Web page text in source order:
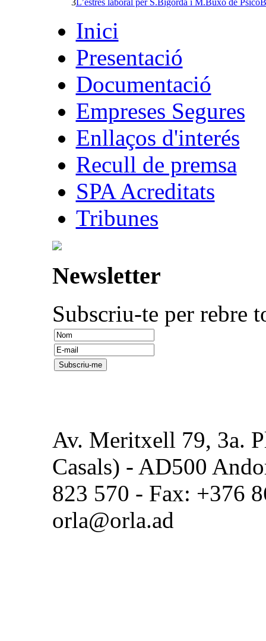
Inici
Presentació
Documentació
Empreses Segures
Enllaços d'interés
Recull de premsa
SPA Acreditats
Tribunes
Newsletter
Subscriu-te per rebre
Av. Meritxell 79, 3a.
Casals) - AD500
823 570 - Fax: +376
orla@orla.ad